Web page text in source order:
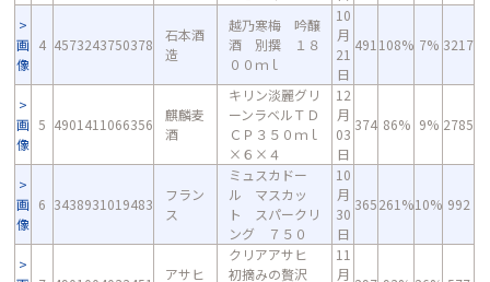
画
像
4 4573243750378
石本酒
造
越乃寒梅 吟醸
酒 別撰 １８
００ｍｌ
10
月
21
日
491 108% 7% 3217
画
像
5 4901411066356
麒麟麦
酒
キリン淡麗グリ
ーンラベルＴＤ
ＣＰ３５０ｍｌ
×６×４
12
月
03
日
374 86% 9% 2785
画
像
6 3438931019483
フラン
ス
ミュスカドー
ル マスカッ
ト スパークリ
ング ７５０
10
月
30
日
365261%10% 992
アサヒ
クリアアサヒ
初摘みの贅沢
11
月